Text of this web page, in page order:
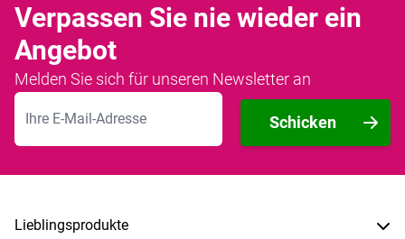
Verpassen Sie nie wieder ein
Angebot
Melden Sie sich für unseren Newsletter an
E-Mailadresse
Schicken
Lieblingsprodukte